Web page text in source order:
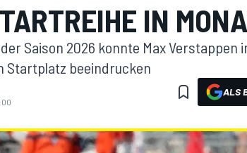
IN
Saison 2026 konnte Max Verstappen
Startplatz beeindrucken
ALS